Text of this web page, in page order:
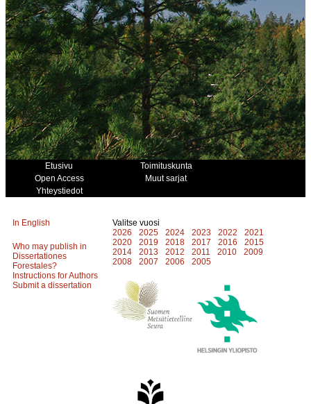
Etusivu
Toimituskunta
Open Access
Muut sarjat
Yhteystiedot
In English
Who may publish in
Dissertationes
Forestales?
Instructions for Authors
Submit a dissertation
Valitse vuosi
2026
2025 2024 2023 2022
2021
2020
2019 2018 2017 2016
2015
2014
2013 2012 2011 2010
2009
2008
2007 2006 2005